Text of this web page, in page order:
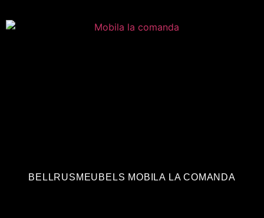
BELLRUSMEUBELS MOBILA LA COMANDA